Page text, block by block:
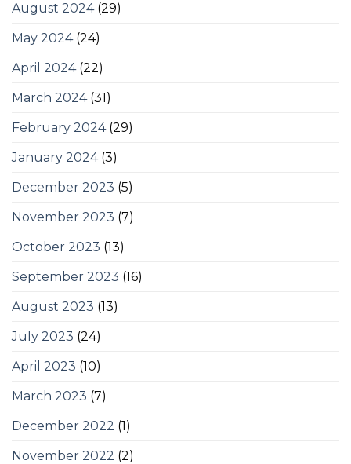
August 2024(29)
May 2024(24)
April 2024(22)
March 2024(31)
February 2024(29)
January 2024(3)
December 2023 (5)
November 2023 (7)
October 2023 (13)
September 2023 (16)
August 2023 (13)
July 2023 (24)
April 2023 (10)
March 2023 (7)
December 2022 (1)
November 2022 (2)